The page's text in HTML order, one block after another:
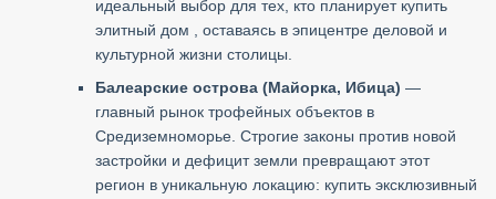
идеальный выбор для тех, кто планирует купить
элитный дом , оставаясь в эпицентре деловой и
культурной жизни столицы.
Балеарские острова (Майорка, Ибица) —
главный рынок трофейных объектов в
Средиземноморье. Строгие законы против новой
застройки и дефицит земли превращают этот
регион в уникальную локацию: купить эксклюзивный